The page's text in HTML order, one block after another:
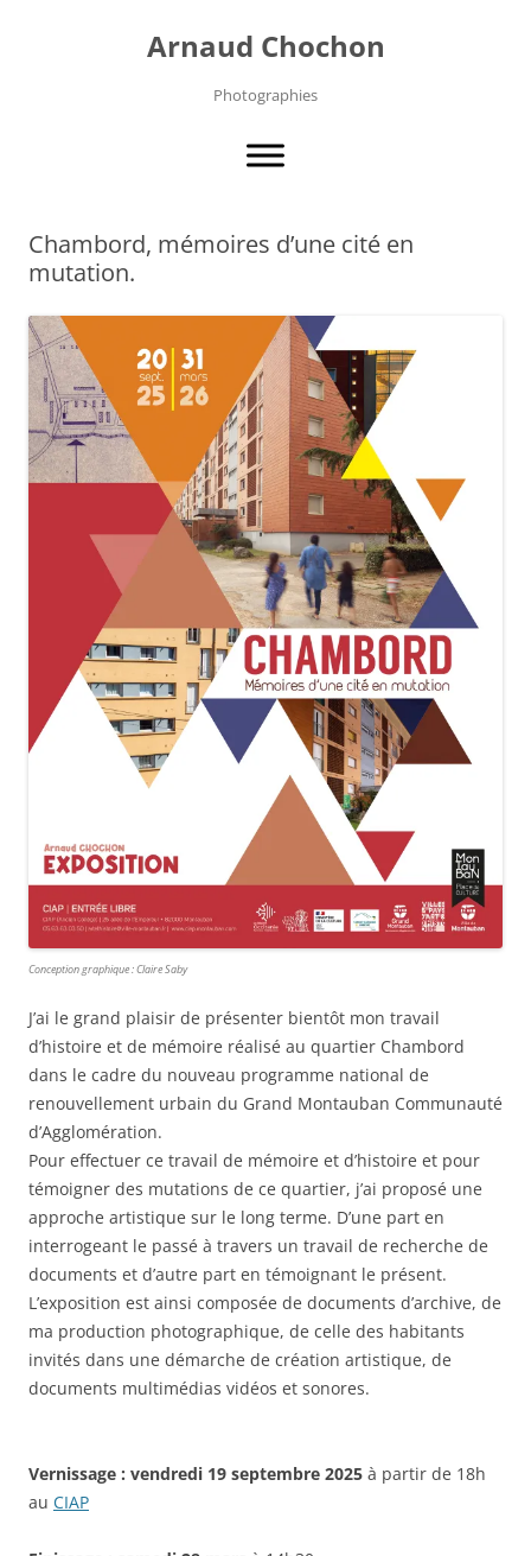
Arnaud Chochon
Photographies
Chambord, mémoires d’une cité en
mutation.
Conception graphique : Claire Saby
J’ai le grand plaisir de présenter bientôt mon travail
d’histoire et de mémoire réalisé au quartier Chambord
dans le cadre du nouveau programme national de
renouvellement urbain du Grand Montauban Communauté
d’Agglomération.
Pour effectuer ce travail de mémoire et d’histoire et pour
témoigner des mutations de ce quartier, j’ai proposé une
approche artistique sur le long terme. D’une part en
interrogeant le passé à travers un travail de recherche de
documents et d’autre part en témoignant le présent.
L’exposition est ainsi composée de documents d’archive, de
ma production photographique, de celle des habitants
invités dans une démarche de création artistique, de
documents multimédias vidéos et sonores.
Vernissage : vendredi 19 septembre 2025 à partir de 18h
au CIAP